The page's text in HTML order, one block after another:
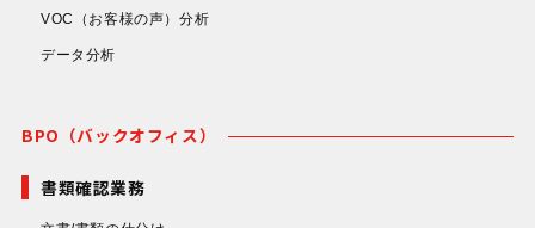
VOC（お客様の声）分析
データ分析
BPO（バックオフィス）
書類確認業務